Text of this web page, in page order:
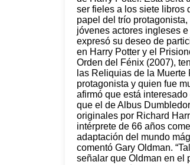
ser fieles a los siete libros
papel del trío
jóvenes actores ingleses
expresó su deseo de
en Harry Potter y el
Orden del Fénix (2007),
las Reliquias de la
protagonista y quien fue
afirmó que está
que el de Albus
originales por Richard
intérprete de 66 años
adaptación del mundo
comentó Gary Oldman.
señalar que Oldman en el